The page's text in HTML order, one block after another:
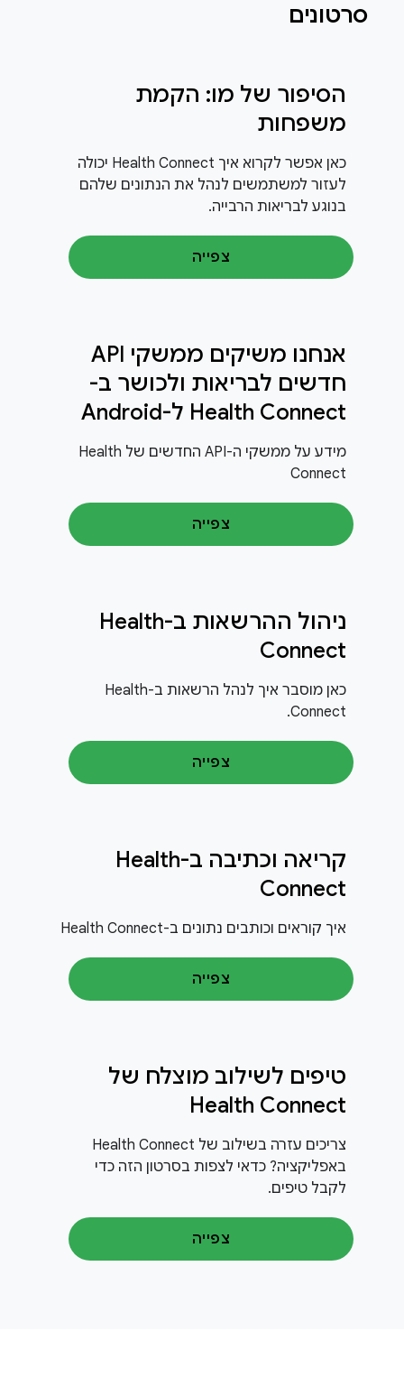
סרטונים
הסיפור של מו: הקמת
משפחות
כאן אפשר לקרוא איך Health Connect יכולה
לעזור למשתמשים לנהל את הנתונים שלהם
בנוגע לבריאות הרבייה.
צפייה
אנחנו משיקים ממשקי API
חדשים לבריאות ולכושר ב-
Health Connect ל-Android
מידע על ממשקי ה-API החדשים של Health
Connect
צפייה
ניהול ההרשאות ב-Health
Connect
כאן מוסבר איך לנהל הרשאות ב-Health
Connect.
צפייה
קריאה וכתיבה ב-Health
Connect
איך קוראים וכותבים נתונים ב-Health Connect
צפייה
טיפים לשילוב מוצלח של
Health Connect
צריכים עזרה בשילוב של Health Connect
באפליקציה? כדאי לצפות בסרטון הזה כדי
לקבל טיפים.
צפייה